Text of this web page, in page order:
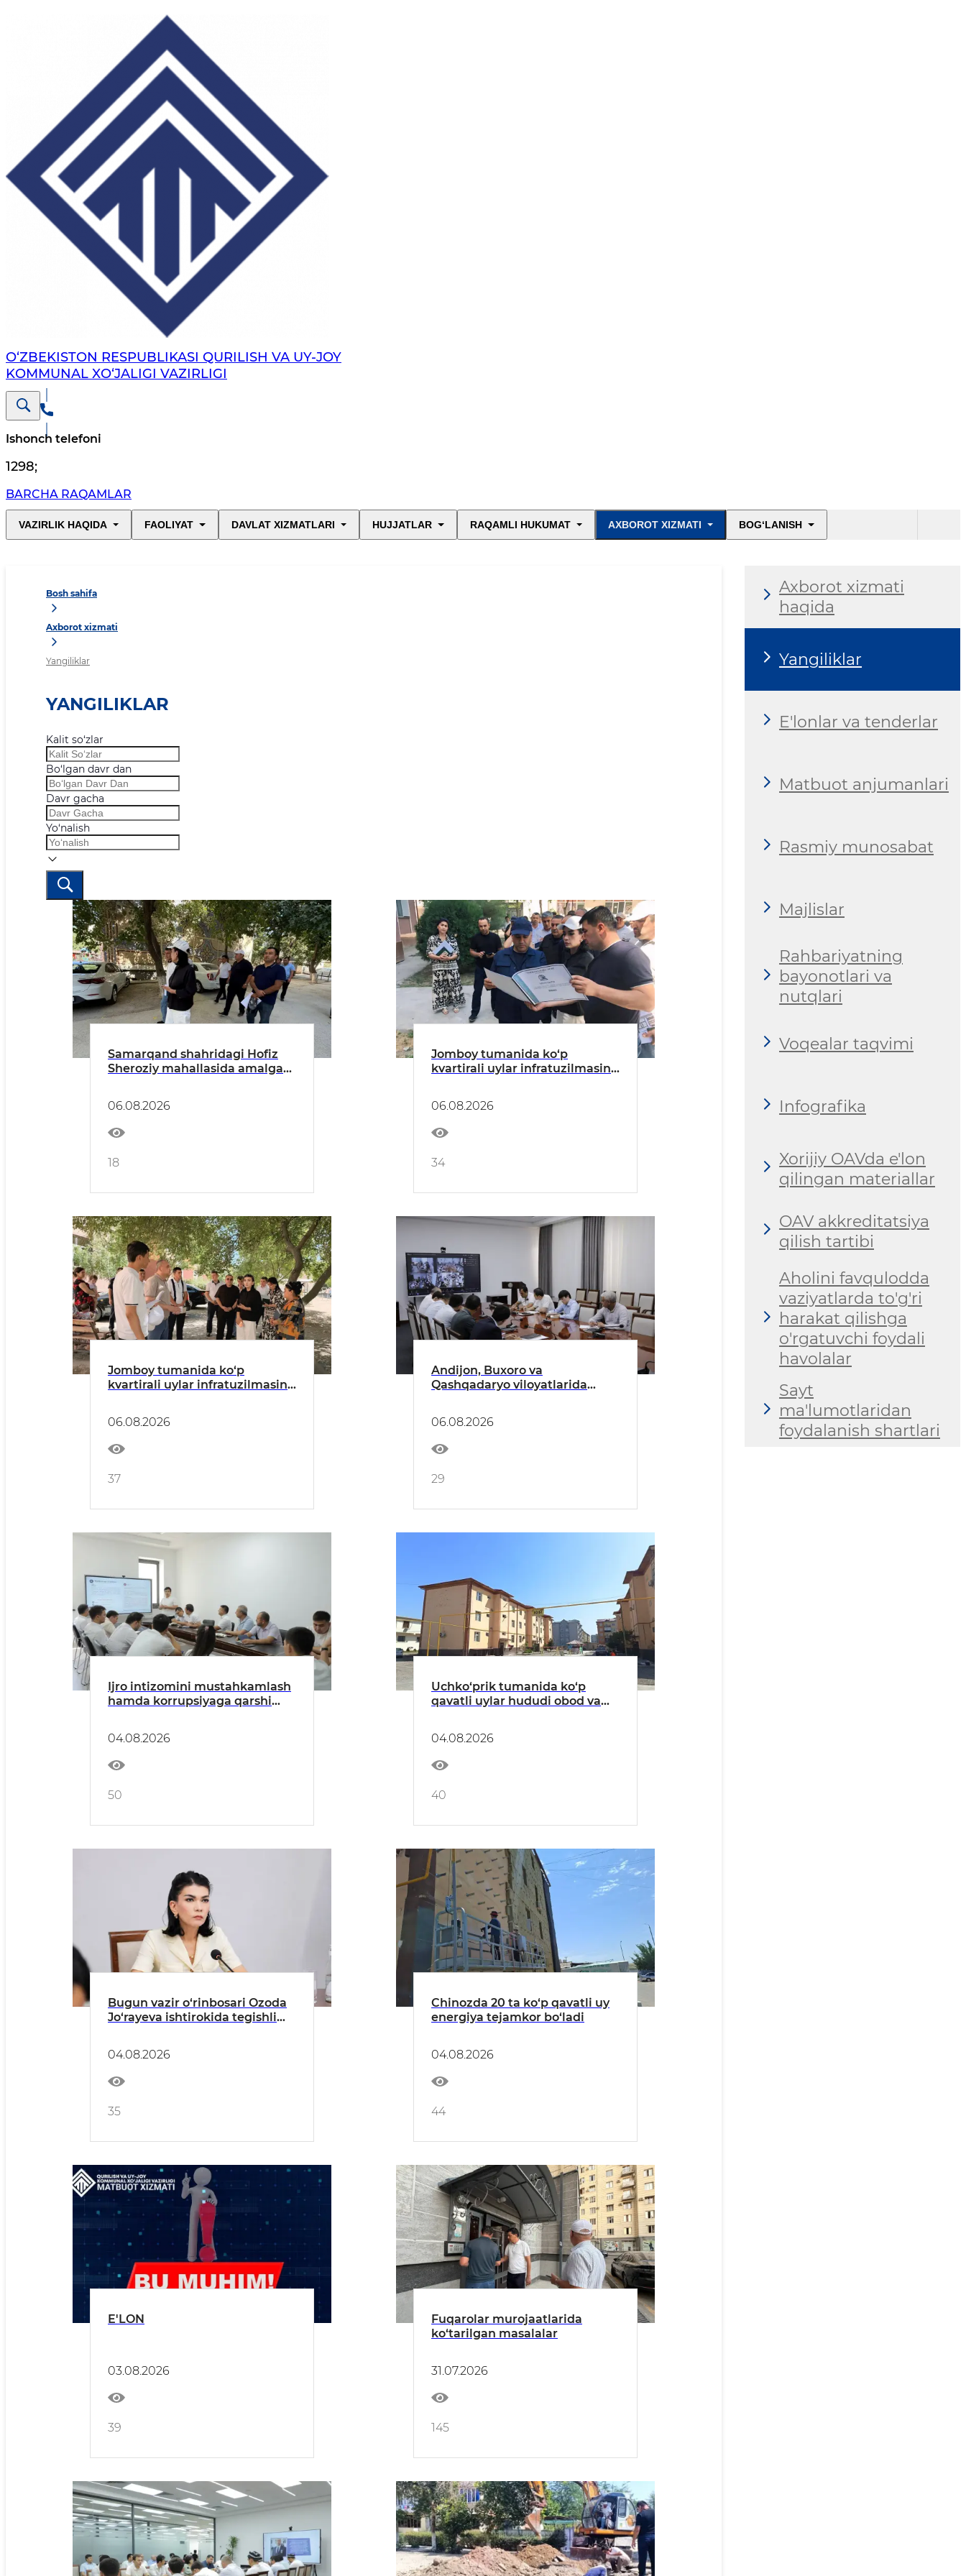
O‘ZBEKISTON RESPUBLIKASI QURILISH VA UY-JOY
KOMMUNAL XO‘JALIGI VAZIRLIGI
Ishonch telefoni
1298;
BARCHA RAQAMLAR
VAZIRLIK HAQIDA FAOLIYAT DAVLAT XIZMATLARI HUJJATLAR RAQAMLI HUKUMAT AXBOROT XIZMATI BOG‘LANISH
Bosh sahifa
Axborot xizmati
Yangiliklar
YANGILIKLAR
Kalit so‘zlar
Bo‘lgan davr dan
Davr gacha
Yo‘nalish
Samarqand shahridagi Hofiz
Sheroziy mahallasida amalga
tanishildi
06.08.2026
18
Jomboy tumanida ko‘p
kvartirali uylar infratuzilmasini
06.08.2026
34
Jomboy tumanida ko‘p
kvartirali uylar infratuzilmasini
06.08.2026
37
Andijon, Buxoro va
Qashqadaryo viloyatlarida
06.08.2026
29
Ijro intizomini mustahkamlash
hamda korrupsiyaga qarshi
oʻtdi
04.08.2026
50
Uchko‘prik tumanida ko‘p
qavatli uylar hududi obod va
04.08.2026
40
Bugun vazir o‘rinbosari Ozoda
Jo‘rayeva ishtirokida tegishli
o‘tdi
04.08.2026
35
Chinozda 20 ta ko‘p qavatli uy
energiya tejamkor bo‘ladi
04.08.2026
44
E'LON
03.08.2026
39
Fuqarolar murojaatlarida
ko‘tarilgan masalalar
31.07.2026
145
Axborot xizmati
haqida
Yangiliklar
E'lonlar va tenderlar
Matbuot anjumanlari
Rasmiy munosabat
Majlislar
Rahbariyatning
bayonotlari va
nutqlari
Voqealar taqvimi
Infografika
Xorijiy OAVda e'lon
qilingan materiallar
OAV akkreditatsiya
qilish tartibi
Aholini favqulodda
vaziyatlarda to'g'ri
harakat qilishga
o'rgatuvchi foydali
havolalar
Sayt
ma'lumotlaridan
foydalanish shartlari